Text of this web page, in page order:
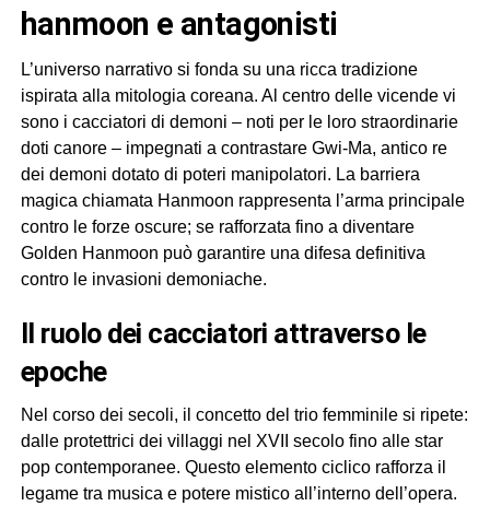
hanmoon e antagonisti
L’universo narrativo si fonda su una ricca tradizione
ispirata alla mitologia coreana. Al centro delle vicende vi
sono i cacciatori di demoni – noti per le loro straordinarie
doti canore – impegnati a contrastare Gwi-Ma, antico re
dei demoni dotato di poteri manipolatori. La barriera
magica chiamata Hanmoon rappresenta l’arma principale
contro le forze oscure; se rafforzata fino a diventare
Golden Hanmoon può garantire una difesa definitiva
contro le invasioni demoniache.
il ruolo dei cacciatori attraverso le
epoche
Nel corso dei secoli, il concetto del trio femminile si ripete:
dalle protettrici dei villaggi nel XVII secolo fino alle star
pop contemporanee. Questo elemento ciclico rafforza il
legame tra musica e potere mistico all’interno dell’opera.